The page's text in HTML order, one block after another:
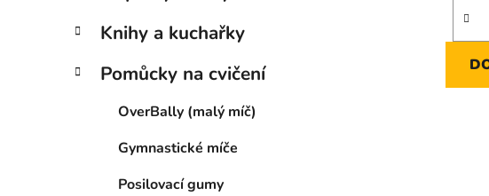
o
i
Knihy a kuchařky
Pomůcky na cvičení
OverBally (malý míč)
Gymnastické míče
Posilovací gumy